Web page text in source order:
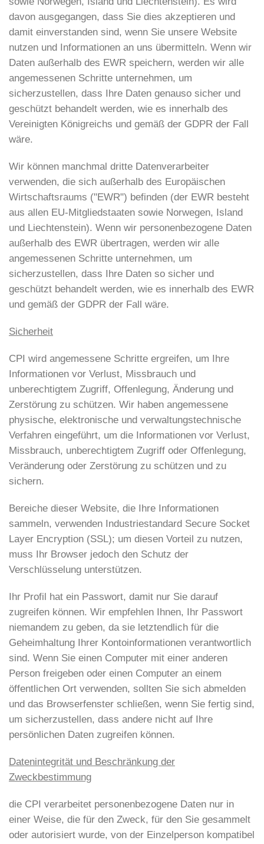
davon ausgegangen, dass Sie dies akzeptieren und
damit einverstanden sind, wenn Sie unsere Website
nutzen und Informationen an uns übermitteln. Wenn wir
Daten außerhalb des EWR speichern, werden wir alle
angemessenen Schritte unternehmen, um
sicherzustellen, dass Ihre Daten genauso sicher und
geschützt behandelt werden, wie es innerhalb des
Vereinigten Königreichs und gemäß der GDPR der Fall
wäre.
Wir können manchmal dritte Datenverarbeiter
verwenden, die sich außerhalb des Europäischen
Wirtschaftsraums ("EWR") befinden (der EWR besteht
aus allen EU-Mitgliedstaaten sowie Norwegen, Island
und Liechtenstein). Wenn wir personenbezogene Daten
außerhalb des EWR übertragen, werden wir alle
angemessenen Schritte unternehmen, um
sicherzustellen, dass Ihre Daten so sicher und
geschützt behandelt werden, wie es innerhalb des EWR
und gemäß der GDPR der Fall wäre.
Sicherheit
CPI wird angemessene Schritte ergreifen, um Ihre
Informationen vor Verlust, Missbrauch und
unberechtigtem Zugriff, Offenlegung, Änderung und
Zerstörung zu schützen. Wir haben angemessene
physische, elektronische und verwaltungstechnische
Verfahren eingeführt, um die Informationen vor Verlust,
Missbrauch, unberechtigtem Zugriff oder Offenlegung,
Veränderung oder Zerstörung zu schützen und zu
sichern.
Bereiche dieser Website, die Ihre Informationen
sammeln, verwenden Industriestandard Secure Socket
Layer Encryption (SSL); um diesen Vorteil zu nutzen,
muss Ihr Browser jedoch den Schutz der
Verschlüsselung unterstützen.
Ihr Profil hat ein Passwort, damit nur Sie darauf
zugreifen können. Wir empfehlen Ihnen, Ihr Passwort
niemandem zu geben, da sie letztendlich für die
Geheimhaltung Ihrer Kontoinformationen verantwortlich
sind. Wenn Sie einen Computer mit einer anderen
Person freigeben oder einen Computer an einem
öffentlichen Ort verwenden, sollten Sie sich abmelden
und das Browserfenster schließen, wenn Sie fertig sind,
um sicherzustellen, dass andere nicht auf Ihre
persönlichen Daten zugreifen können.
Datenintegrität und Beschränkung der
Zweckbestimmung
die CPI verarbeitet personenbezogene Daten nur in
einer Weise, die für den Zweck, für den Sie gesammelt
oder autorisiert wurde, von der Einzelperson kompatibel